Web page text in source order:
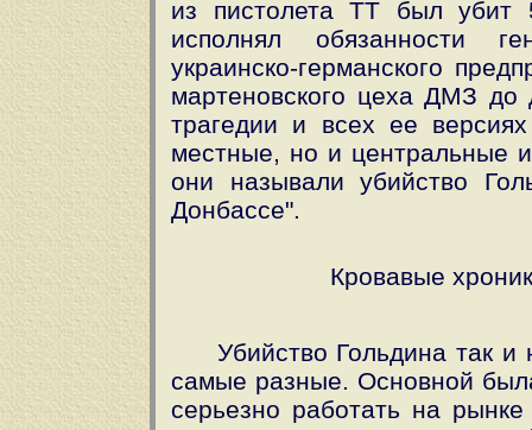
из пистолета ТТ был убит
исполнял обязанности
украинско-германского
мартеновского цеха ДМЗ до
трагедии и всех ее
местные, но и центральные
они называли убийство
Донбассе".
Кровавые
Убийство Гольдина так
самые разные. Основной
серьезно работать на